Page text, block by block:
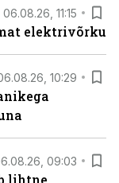
06.08.26, 11:15
elektrivõrku
10:29
09:03
lihtne